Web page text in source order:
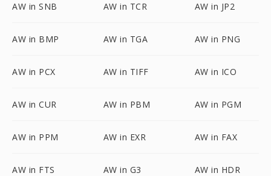
AW in SNB AW in TCR AW in JP2
AW in BMP AW in TGA AW in PNG
AW in PCX AW in TIFF AW in ICO
AW in CUR AW in PBM AW in PGM
AW in PPM AW in EXR AW in FAX
AW in FTS AW in G3 AW in HDR